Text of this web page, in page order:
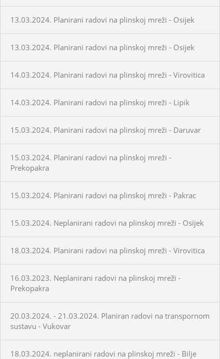
13.03.2024. Planirani radovi na plinskoj mreži - Osijek
13.03.2024. Planirani radovi na plinskoj mreži - Osijek
14.03.2024. Planirani radovi na plinskoj mreži - Virovitica
14.03.2024. Planirani radovi na plinskoj mreži - Lipik
15.03.2024. Planirani radovi na plinskoj mreži - Daruvar
15.03.2024. Planirani radovi na plinskoj mreži -
Prekopakra
15.03.2024. Planirani radovi na plinskoj mreži - Pakrac
15.03.2024. Neplanirani radovi na plinskoj mreži - Osijek
18.03.2024. Planirani radovi na plinskoj mreži - Virovitica
16.03.2023. Neplanirani radovi na plinskoj mreži -
Prekopakra
20.03.2024. - 21.03.2024. Planiran radovi na transpornom
sustavu - Vukovar
18.03.2024. neplanirani radovi na plinskoj mreži - Bilje